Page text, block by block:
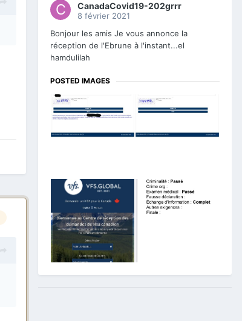
CanadaCovid19-202grrr
8 février 2021
Bonjour les amis Je vous annonce la
réception de l'Ebrune à l'instant...el
hamdulilah
POSTED IMAGES